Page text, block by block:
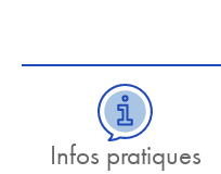
Infos pratiques